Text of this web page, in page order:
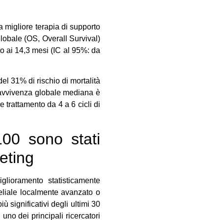
migliore terapia di supporto
(OS, Overall Survival)
ai 14,3 mesi (IC al 95%: da
31% di rischio di mortalità
globale mediana è
trattamento da 4 a 6 cicli di
sono stati
statisticamente
localmente avanzato o
significativi degli ultimi 30
uno dei principali ricercatori